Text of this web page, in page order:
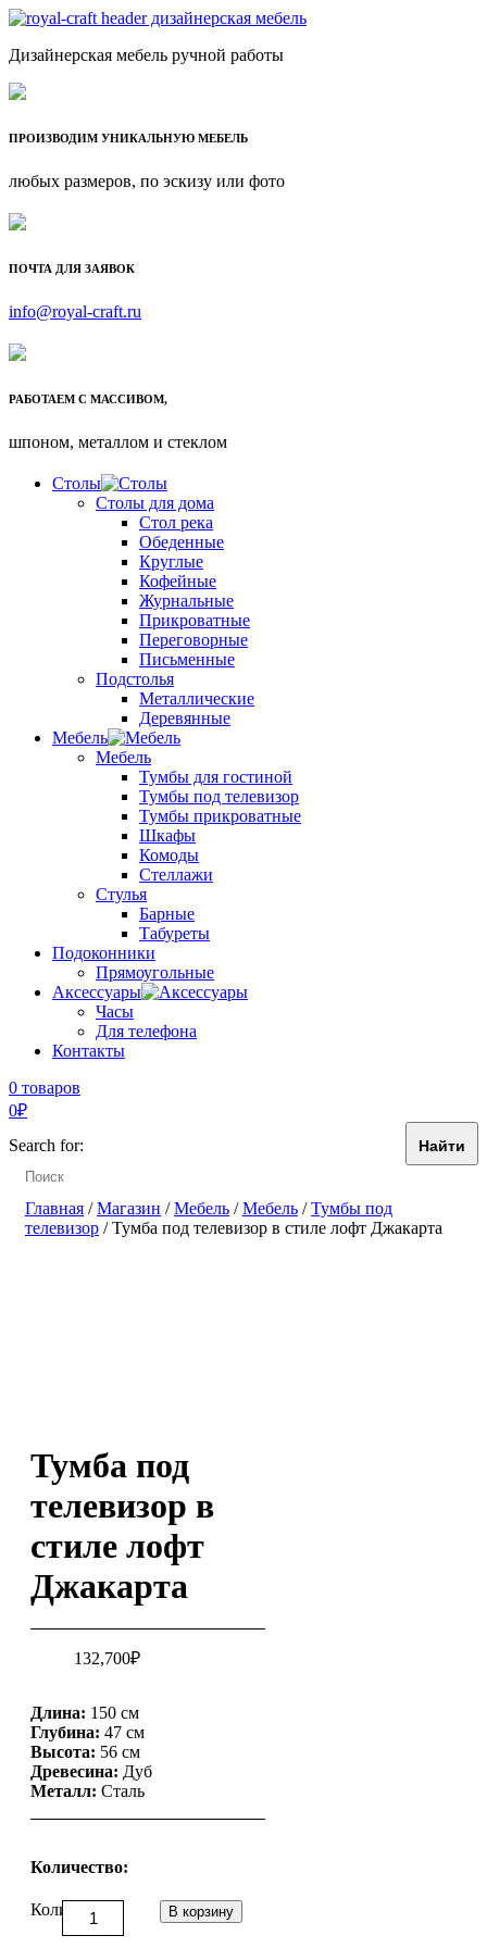
Дизайнерская мебель ручной работы
ПРОИЗВОДИМ УНИКАЛЬНУЮ МЕБЕЛЬ
любых размеров, по эскизу или фото
ПОЧТА ДЛЯ ЗАЯВОК
info@royal-craft.ru
РАБОТАЕМ С МАССИВОМ,
шпоном, металлом и стеклом
Столы
Столы для дома
Стол река
Обеденные
Круглые
Кофейные
Журнальные
Прикроватные
Переговорные
Письменные
Подстолья
Металлические
Деревянные
Мебель
Мебель
Тумбы для гостиной
Тумбы под телевизор
Тумбы прикроватные
Шкафы
Комоды
Стеллажи
Стулья
Барные
Табуреты
Подоконники
Прямоугольные
Аксессуары
Часы
Для телефона
Контакты
0 товаров
0₽
Search for:
Главная /Магазин /Мебель /Мебель /Тумбы под
телевизор / Тумба под телевизор в стиле лофт Джакарта
Тумба под
телевизор в
стиле лофт
Джакарта
132,700₽
Длина: 150 см
Глубина: 47 см
Высота: 56 см
Древесина: Дуб
Металл: Сталь
Количество:
Количество В корзину